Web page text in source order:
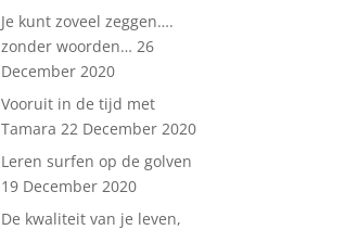
Je kunt zoveel zeggen….
zonder woorden… 26
December 2020
Vooruit in de tijd met
Tamara 22 December 2020
Leren surfen op de golven
19 December 2020
De kwaliteit van je leven,